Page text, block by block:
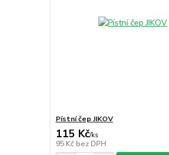
Pístní čep JIKOV
115 Kč/ks
95 Kč bez DPH